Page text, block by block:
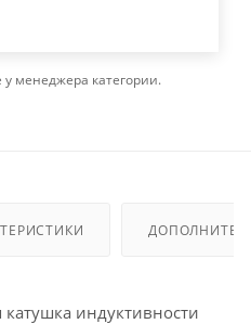
менеджера категории.
индуктивности